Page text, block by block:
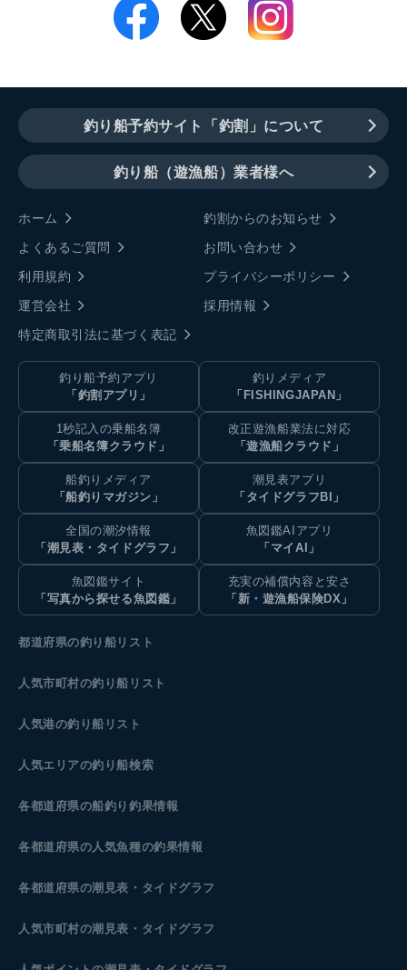
釣り船予約サイト「釣割」について
釣り船（遊漁船）業者様へ
ホーム
釣割からのお知らせ
よくあるご質問
お問い合わせ
利用規約
プライバシーポリシー
運営会社
採用情報
特定商取引法に基づく表記
釣り船予約アプリ
「釣割アプリ」
釣りメディア
「FISHINGJAPAN」
1秒記入の乗船名簿
「乗船名簿クラウド」
改正遊漁船業法に対応
「遊漁船クラウド」
船釣りメディア
「船釣りマガジン」
潮見表アプリ
「タイドグラフBI」
全国の潮汐情報
「潮見表・タイドグラフ」
魚図鑑AIアプリ
「マイAI」
魚図鑑サイト
「写真から探せる魚図鑑」
充実の補償内容と安さ
「新・遊漁船保険DX」
都道府県の釣り船リスト
人気市町村の釣り船リスト
人気港の釣り船リスト
人気エリアの釣り船検索
各都道府県の船釣り釣果情報
各都道府県の人気魚種の釣果情報
各都道府県の潮見表 ・タイドグラフ
人気市町村の潮見表・タイドグラフ